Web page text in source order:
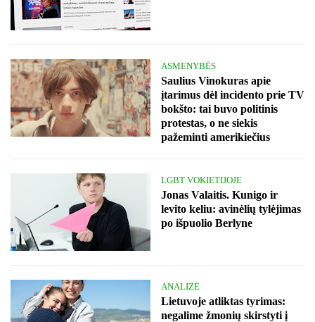
ASMENYBĖS
Saulius Vinokuras apie
įtarimus dėl incidento prie TV
bokšto: tai buvo politinis
protestas, o ne siekis
pažeminti amerikiečius
LGBT VOKIETIJOJE
Jonas Valaitis. Kunigo ir
levito keliu: avinėlių tylėjimas
po išpuolio Berlyne
ANALIZĖ
Lietuvoje atliktas tyrimas:
negalime žmonių skirstyti į